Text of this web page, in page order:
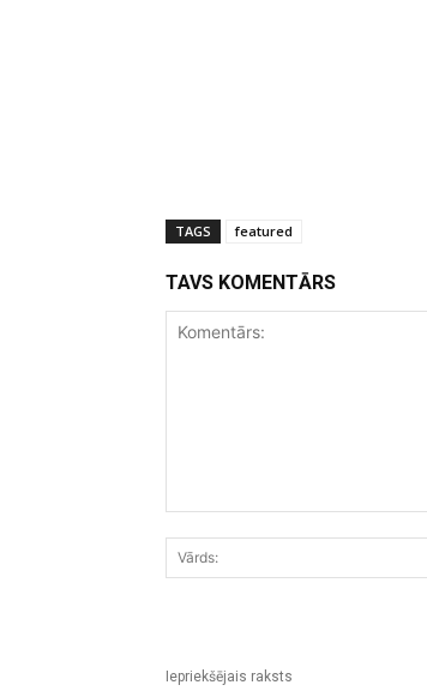
TAGS featured
TAVS KOMENTĀRS
Iepriekšējais raksts